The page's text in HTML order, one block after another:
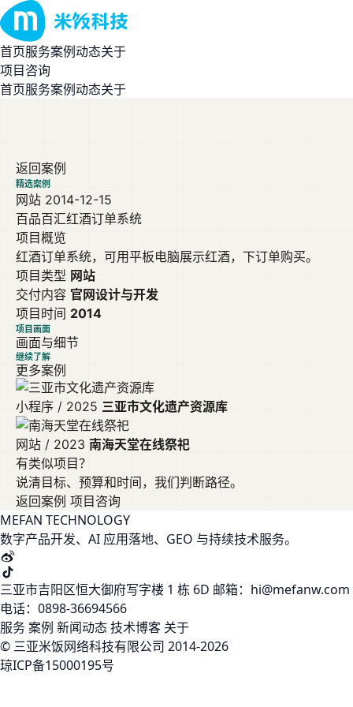
首页服务案例动态关于
项目咨询
首页服务案例动态关于
返回案例
精选案例
网站 2014-12-15
百品百汇红酒订单系统
项目概览
红酒订单系统，可用平板电脑展示红酒，下订单购买。
项目类型 网站
交付内容 官网设计与开发
项目时间 2014
项目画面
画面与细节
继续了解
更多案例
小程序 / 2025 三亚市文化遗产资源库
网站 / 2023 南海天堂在线祭祀
有类似项目？
说清目标、预算和时间，我们判断路径。
返回案例 项目咨询
MEFAN TECHNOLOGY
数字产品开发、AI 应用落地、GEO 与持续技术服务。
三亚市吉阳区恒大御府写字楼 1 栋 6D 邮箱：hi@mefanw.com
电话：0898-36694566
服务案例 新闻动态技术博客 关于
© 三亚米饭网络科技有限公司 2014-2026
琼ICP备15000195号